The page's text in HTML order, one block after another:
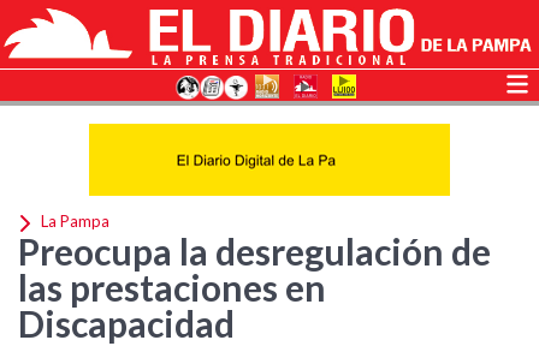
La Pampa
Preocupa la desregulación de
las prestaciones en
Discapacidad